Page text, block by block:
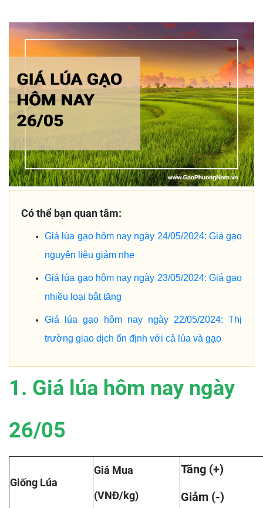
Có thể bạn quan tâm:
Giá lúa gạo hôm nay ngày 24/05/2024: Giá gạo
nguyên liệu giảm nhẹ
Giá lúa gạo hôm nay ngày 23/05/2024: Giá gạo
nhiều loại bật tăng
Giá lúa gạo hôm nay ngày 22/05/2024: Thị
trường giao dịch ổn định với cả lúa và gạo
1. Giá lúa hôm nay ngày
26/05
Giống Lúa
Giá Mua
(VNĐ/kg)
Tăng (+)
Giảm (-)